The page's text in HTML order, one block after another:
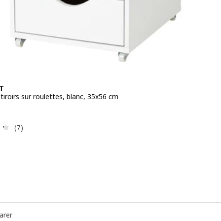
sur roulettes, blanc, 35x56 cm
Révision: 4.3 hors de 5 étoiles. Nombre total de
(7)